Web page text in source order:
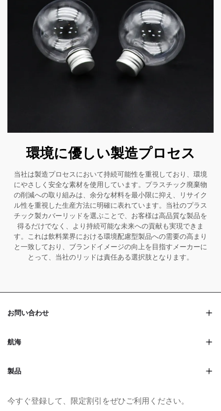
環境に優しい製造プロセス
当社は製造プロセスにおいて持続可能性を重視しており、環境
にやさしく安全な素材を使用しています。プラスチック廃棄物
の削減への取り組みは、余分な材料を最小限に抑え、リサイク
ル性を重視した生産方法に明確に表れています。当社のプラス
チック製カバーリッドを選ぶことで、お客様は高品質な製品を
得るだけでなく、より持続可能な未来への貢献も実現できま
す。これは飲料業界における環境配慮型製品への需要の高まり
と一致しており、ブランドイメージの向上を目指すメーカーに
とって、当社のリッドは責任ある選択肢となります。
お問い合わせ
航海
製品
今すぐ登録して、限定割引をぜひご利用ください。